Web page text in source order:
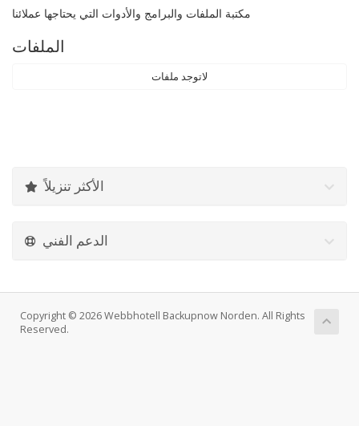
مكتبة الملفات والبرامج والأدوات التي يحتاجها عملائنا
الملفات
لاتوجد ملفات
الأكثر تنزيلاً
الدعم الفني
Copyright © 2026 Webbhotell Backupnow Norden. All Rights
Reserved.